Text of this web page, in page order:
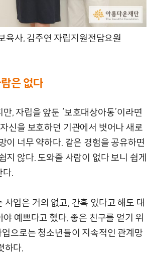
육사, 김주연 자립지원전담요원
은 없다
, 자립을 앞둔 ‘보호대상아동’이라면
신을 보호하던 기관에서 벗어나 새로
이 너무 약하다. 같은 경험을 공유하면
지 않다. 도와줄 사람이 없다 보니 쉽게
다.
업은 거의 없고, 간혹 있다고 해도 대
예쁘다고 했다. 좋은 친구를 얻기 위
으로는 청소년들이 지속적인 관계망
하다.